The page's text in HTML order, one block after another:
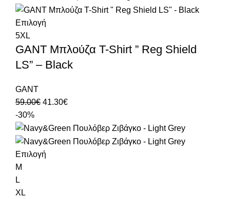
Επιλογή
5XL
GANT Μπλούζα T-Shirt ” Reg Shield
LS” – Black
GANT
59.00€ 41.30€
-30%
Επιλογή
M
L
XL